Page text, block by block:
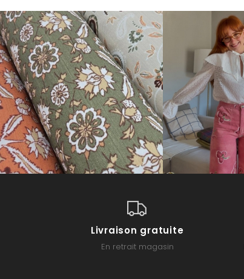
Livraison gratuite
En retrait magasin